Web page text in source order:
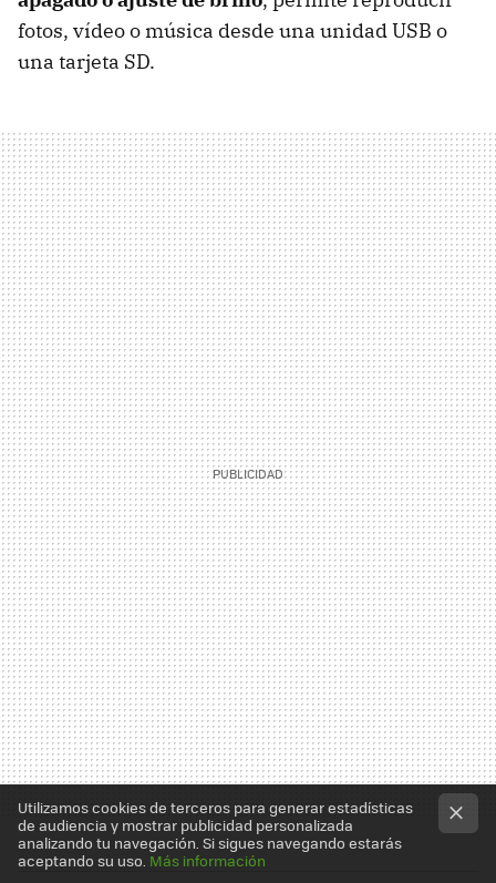
fotos, vídeo o música desde una unidad USB o
una tarjeta SD.
Utilizamos cookies de terceros para generar estadísticas
de audiencia y mostrar publicidad personalizada
analizando tu navegación. Si sigues navegando estarás
aceptando su uso. Más información